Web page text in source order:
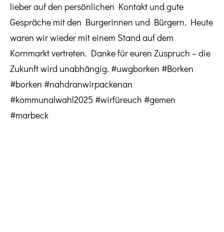
lieber auf den persönlichen Kontakt und gute
Gespräche mit den Burgerinnen und Bürgern. Heute
waren wir wieder mit einem Stand auf dem
Kornmarkt vertreten. Danke für euren Zuspruch – die
Zukunft wird unabhängig. #uwgborken #Borken
#borken #nahdranwirpackenan
#kommunalwahl2025 #wirfüreuch #gemen
#marbeck